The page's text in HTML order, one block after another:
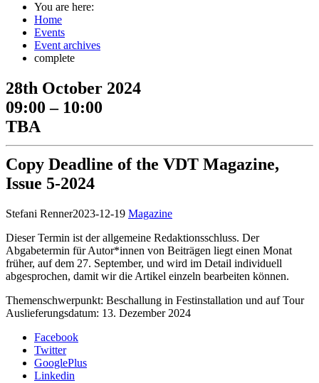
You are here:
Home
Events
Event archives
complete
28th October 2024
09:00 – 10:00
TBA
Copy Deadline of the VDT Magazine,
Issue 5-2024
Stefani Renner2023-12-19 Magazine
Dieser Termin ist der allgemeine Redaktionsschluss. Der
Abgabetermin für Autor*innen von Beiträgen liegt einen Monat
früher, auf dem 27. September, und wird im Detail individuell
abgesprochen, damit wir die Artikel einzeln bearbeiten können.
Themenschwerpunkt: Beschallung in Festinstallation und auf Tour
Auslieferungsdatum: 13. Dezember 2024
Facebook
Twitter
GooglePlus
Linkedin